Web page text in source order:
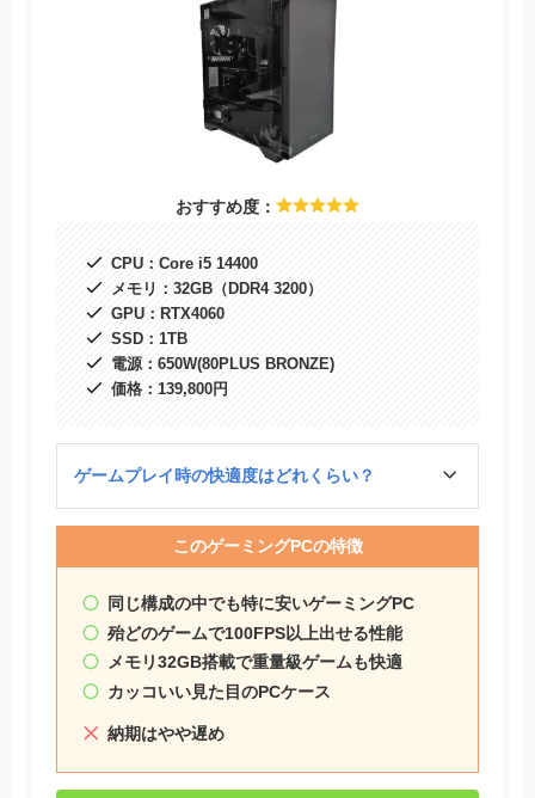
おすすめ度：
CPU：Core i5 14400
メモリ：32GB（DDR4 3200）
GPU：RTX4060
SSD：1TB
電源：650W(80PLUS BRONZE)
価格：139,800円
ゲームプレイ時の快適度はどれくらい？
このゲーミングPCの特徴
同じ構成の中でも特に安いゲーミングPC
殆どのゲームで100FPS以上出せる性能
メモリ32GB搭載で重量級ゲームも快適
カッコいい見た目のPCケース
納期はやや遅め